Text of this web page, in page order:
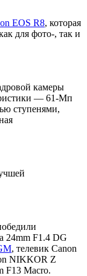
EOS R8, которая
для фото-, так и
камеры
— 61-Мп
ступенями,
24mm F1.4 DG
, телевик Canon
NIKKOR Z
F13 Macro.